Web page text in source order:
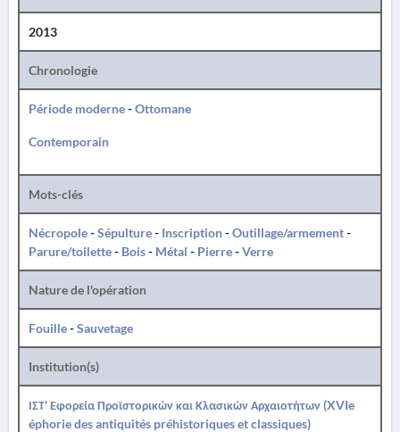
2013
Chronologie
Période moderne-Ottomane
Contemporain
Mots-clés
Nécropole-Sépulture- Inscription-Outillage/armement-
Parure/toilette- Bois- Métal - Pierre-Verre
Nature de l'opération
Fouille-Sauvetage
Institution(s)
ΙΣΤ' Εφορεία Προϊστορικών και Κλασικών Αρχαιοτήτων (XVIe
éphorie des antiquités préhistoriques et classiques)